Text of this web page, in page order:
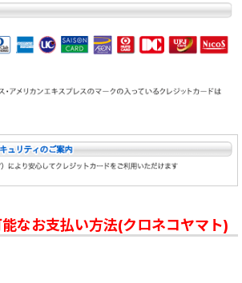
なお支払い方法(クロネコヤマト)